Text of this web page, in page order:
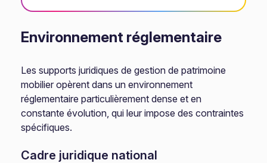
Environnement réglementaire
Les supports juridiques de gestion de patrimoine
mobilier opèrent dans un environnement
réglementaire particulièrement dense et en
constante évolution, qui leur impose des contraintes
spécifiques.
Cadre juridique national